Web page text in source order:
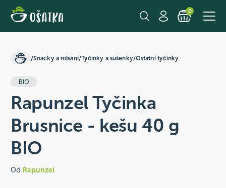
0
/Snacky a mlsání/Tyčinky a sušenky/Ostatní tyčinky
BIO
Rapunzel Tyčinka
Brusnice - kešu 40 g
BIO
Od Rapunzel